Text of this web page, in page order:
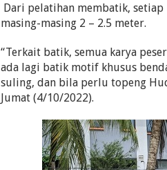
Dari pelatihan membatik,
masing-masing 2 – 2.5 meter.
“Terkait batik, semua karya
ada lagi batik motif khusus
suling, dan bila perlu topeng
Jumat (4/10/2022).